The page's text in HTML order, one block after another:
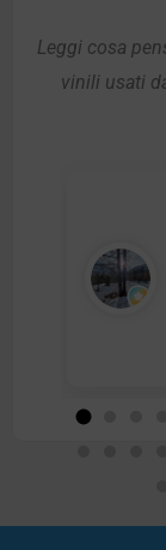
Leggi cosa
vinili usati